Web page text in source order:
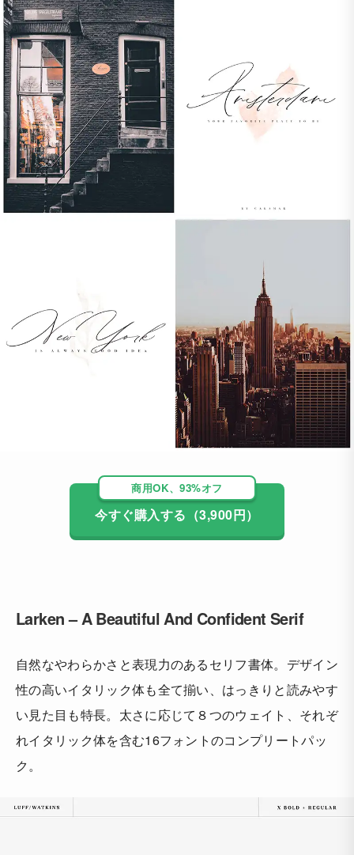
商用OK、93%オフ
今すぐ購入する（3,900円）
Larken – A Beautiful And Confident Serif
自然なやわらかさと表現力のあるセリフ書体。デザイン
性の高いイタリック体も全て揃い、はっきりと読みやす
い見た目も特長。太さに応じて８つのウェイト、それぞ
れイタリック体を含む16フォントのコンプリートパッ
ク。